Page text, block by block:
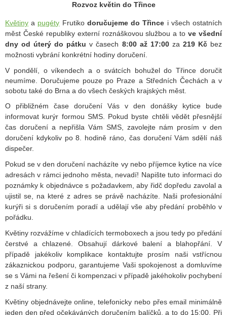
Rozvoz květin do Třince
Květiny a pugéty Frutiko doručujeme do Třince i všech ostatních
měst České republiky externí roznáškovou službou a tove všední
dny od úterý do pátku v časech 8:00 až 17:00 za 219 Kč bez
možnosti vybrání konkrétní hodiny doručení.
V pondělí, o víkendech a o svátcích bohužel do Třince doručit
neumíme. Doručujeme pouze po Praze a Středních Čechách a v
sobotu také do Brna a do všech českých krajských měst.
O přibližném čase doručení Vás v den donášky kytice bude
informovat kurýr formou SMS. Pokud byste chtěli vědět přesnější
čas doručení a nepřišla Vám SMS, zavolejte nám prosím v den
doručení kdykoliv po 8. hodině ráno, čas doručení Vám sdělí náš
dispečer.
Pokud se v den doručení nacházíte vy nebo příjemce kytice na více
adresách v rámci jednoho města, nevadí! Napište tuto informaci do
poznámky k objednávce s požadavkem, aby řidč dopředu zavolal a
ujistil se, na které z adres se právě nacházíte. Naši profesionální
kurýři si s doručením poradí a udělají vše aby předání proběhlo v
pořádku.
Květiny rozvážíme v chladících termoboxech a jsou tedy po předání
čerstvé a chlazené. Obsahují dárkové balení a blahopřání. V
případě jakékoliv komplikace kontaktujte prosím naši vstřícnou
zákaznickou podporu, garantujeme Vaši spokojenost a domluvíme
se s Vámi na řešení či kompenzaci v případě jakéhokoliv pochybení
z naší strany.
Květiny objednávejte online, telefonicky nebo přes email minimálně
jeden den před očekáváných doručením balíčků, a to do 15:00. Při